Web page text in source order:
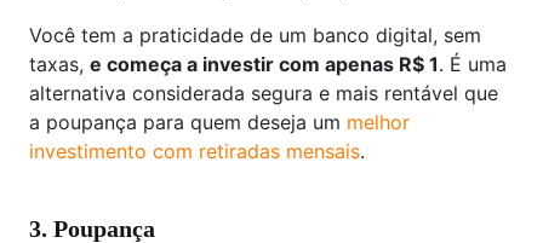
Você tem a praticidade de um banco digital, sem
taxas, e começa a investir com apenas R$ 1. É uma
alternativa considerada segura e mais rentável que
a poupança para quem deseja um melhor
investimento com retiradas mensais.
3. Poupança